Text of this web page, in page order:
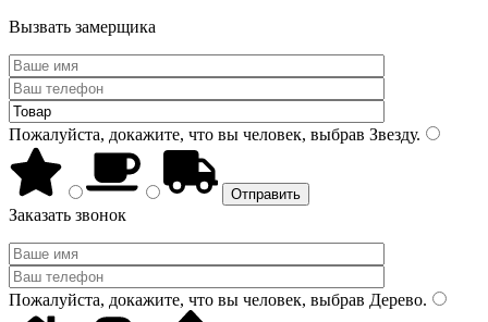
Вызвать замерщика
Пожалуйста, докажите, что вы человек, выбрав Звезду.
Заказать звонок
Пожалуйста, докажите, что вы человек, выбрав Дерево.